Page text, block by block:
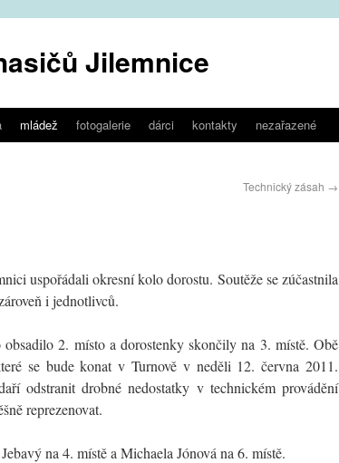
Jilemnice
mládež fotogalerie dárci kontakty nezařazené
Technický zásah →
uspořádali okresní kolo dorostu. Soutěže se zúčastnila
i jednotlivců.
2. místo a dorostenky skončily na 3. místě. Obě
se bude konat v Turnově v neděli 12. června 2011.
odstranit drobné nedostatky v technickém provádění
reprezenovat.
na 4. místě a Michaela Jónová na 6. místě.